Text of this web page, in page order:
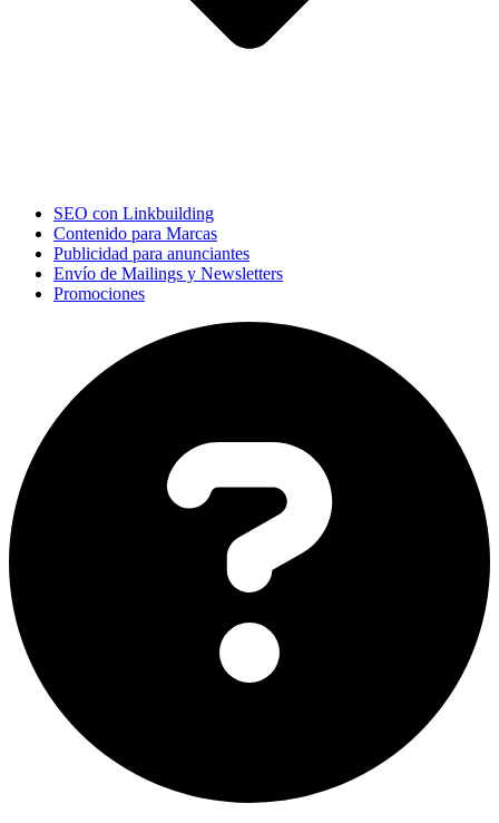
SEO con Linkbuilding
Contenido para Marcas
Publicidad para anunciantes
Envío de Mailings y Newsletters
Promociones